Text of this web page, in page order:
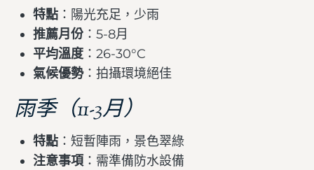
特點 ：陽光充足，少雨
推薦月份 ：5-8月
平均溫度 ：26-30°C
氣候優勢：拍攝環境絕佳
雨季（11-3月）
特點 ：短暫陣雨，景色翠綠
注意事項：需準備防水設備